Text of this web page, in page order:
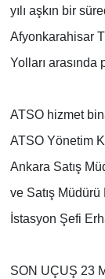
yılı aşkın bir
Afyonkarahisar
Yolları arasında
ATSO hizmet
ATSO Yönetim
Ankara Satış
ve Satış
İstasyon Şefi
SON UÇUŞ 23